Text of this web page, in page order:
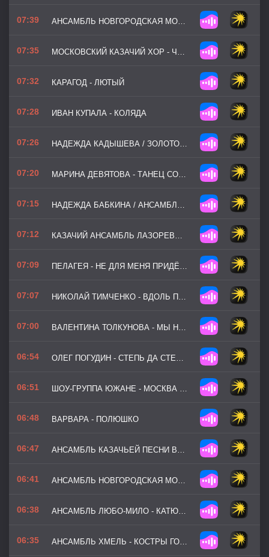
07:39 АНСАМБЛЬ НОВГОРОДСКАЯ МОЗАИКА - ВЕСЕННИЙ ВАЛЬС
07:35 МОСКОВСКИЙ КАЗАЧИЙ ХОР - ЧЁРНЫЙ ВОРОН
07:32 КАРАГОД - ЛЮТЫЙ
07:28 ИВАН КУПАЛА - КОЛЯДА
07:26 НАДЕЖДА КАДЫШЕВА / ЗОЛОТОЕ КОЛЬЦО - ВИНОВАТА ЛИ Я
07:20 МАРИНА ДЕВЯТОВА - ТАНЕЦ СОЛНЦА И ОГНЯ
07:15 НАДЕЖДА БАБКИНА / АНСАМБЛЬ РУССКАЯ ПЕСНЯ - ИВУШКИ
07:12 КАЗАЧИЙ АНСАМБЛЬ ЛАЗОРЕВЫЙ ЦВЕТОК - ШАМИЛЬ
07:09 ПЕЛАГЕЯ - НЕ ДЛЯ МЕНЯ ПРИДЁТ ВЕСНА
07:07 НИКОЛАЙ ТИМЧЕНКО - ВДОЛЬ ПО ПИТЕРСКОЙ
07:00 ВАЛЕНТИНА ТОЛКУНОВА - МЫ НА ЛОДОЧКЕ КАТАЛИСЬ
06:54 ОЛЕГ ПОГУДИН - СТЕПЬ ДА СТЕПЬ КРУГОМ
06:51 ШОУ-ГРУППА ЮЖАНЕ - МОСКВА ЗЛАТОГЛАВАЯ
06:48 ВАРВАРА - ПОЛЮШКО
06:47 АНСАМБЛЬ КАЗАЧЬЕЙ ПЕСНИ ВОЛЬНЫЙ ДОН - ВАРЕНЬКА
06:41 АНСАМБЛЬ НОВГОРОДСКАЯ МОЗАИКА - ПО ДИКИМ СТЕПЯМ
06:38 АНСАМБЛЬ ЛЮБО-МИЛО - КАТЮША
06:35 АНСАМБЛЬ ХМЕЛЬ - КОСТРЫ ГОРЯТ